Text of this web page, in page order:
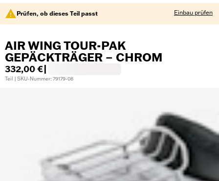
Prüfen, ob dieses Teil passt Einbau prüfen
AIR WING TOUR-PAK
GEPÄCKTRÄGER – CHROM
332,00 €
Teil | SKU-Nummer: 79179-08